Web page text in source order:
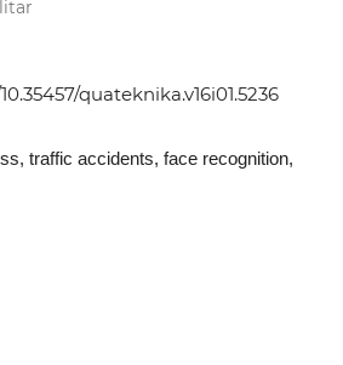
quateknika.v16i01.5236
traffic accidents, face recognition,